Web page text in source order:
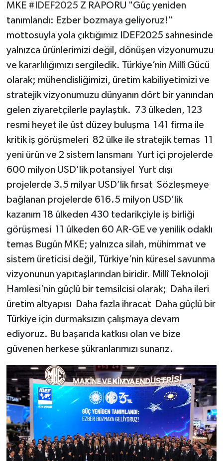
MKE #IDEF2025 Z RAPORU "Güç yeniden
tanımlandı: Ezber bozmaya geliyoruz!"
mottosuyla yola çıktığımız IDEF2025 sahnesinde
yalnızca ürünlerimizi değil, dönüşen vizyonumuzu
ve kararlılığımızı sergiledik. Türkiye’nin Millî Gücü
olarak; mühendisliğimizi, üretim kabiliyetimizi ve
stratejik vizyonumuzu dünyanın dört bir yanından
gelen ziyaretçilerle paylaştık. 73 ülkeden, 123
resmi heyet ile üst düzey buluşma 141 firma ile
kritik iş görüşmeleri 82 ülke ile stratejik temas 11
yeni ürün ve 2 sistem lansmanı Yurt içi projelerde
600 milyon USD’lik potansiyel Yurt dışı
projelerde 3.5 milyar USD’lik fırsat Sözleşmeye
bağlanan projelerde 616.5 milyon USD’lik
kazanım 18 ülkeden 430 tedarikçiyle iş birliği
görüşmesi 11 ülkeden 60 AR-GE ve yenilik odaklı
temas Bugün MKE; yalnızca silah, mühimmat ve
sistem üreticisi değil, Türkiye’nin küresel savunma
vizyonunun yapıtaşlarından biridir. Millî Teknoloji
Hamlesi’nin güçlü bir temsilcisi olarak; Daha ileri
üretim altyapısı Daha fazla ihracat Daha güçlü bir
Türkiye için durmaksızın çalışmaya devam
ediyoruz. Bu başarıda katkısı olan ve bize
güvenen herkese şükranlarımızı sunarız.